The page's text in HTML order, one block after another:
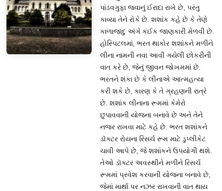
પાંડવગુફા જવાનું ઈરાદા રાખે છે, પરંતુ
કાવ્યા તેને રોકે છે. શશાંક કહે છે કે તેણે
કાળાજાદુ અંગે કંઈક જાણકારી મેળવી છે.
હોસ્પિટલમાં, ભરત થાકોર શશાંકને મળીને
લીના નામની નવા આવી ગયેલી છોકરીની
વાત કરે છે, જેનું જીવન જોખમમાં છે.
ભરતને શંકા છે કે લીનાએ આત્મહત્યા
કરી શકે છે, કારણ કે તે ગ્રહણની રાત્રે
છે. શશાંક લીનાના રૂમમાં કેમેરો
છુપાવવાની યોજના બનાવે છે અને તેને
નજર રાખવા માટે કહે છે. ભરત શશાંકને
ડૉક્ટર રોયના રિસર્ચ રૂમ માટે ડુપ્લીકેટ
ચાવી આપે છે, જે શશાંકને ઉપયોગી થશે.
તેઓ ડૉક્ટર અવસ્થીને મળીને રિસર્ચ
રૂમમાં પ્રવેશ કરવાની યોજના બનાવે છે,
જેમાં માર્થા પર નઝર રાખવાની વાત થાય